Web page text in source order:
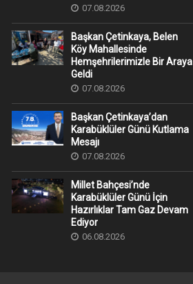
07.08.2026
Başkan Çetinkaya, Belen
Köy Mahallesinde
Hemşehrilerimizle Bir Araya
Geldi
07.08.2026
Başkan Çetinkaya’dan
Karabüklüler Günü Kutlama
Mesajı
07.08.2026
Millet Bahçesi’nde
Karabüklüler Günü İçin
Hazırlıklar Tam Gaz Devam
Ediyor
06.08.2026